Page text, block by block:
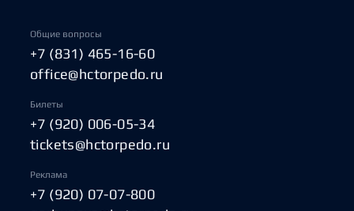
Общие вопросы
+7 (831) 465-16-60
office@hctorpedo.ru
Билеты
+7 (920) 006-05-34
tickets@hctorpedo.ru
Реклама
+7 (920) 07-07-800